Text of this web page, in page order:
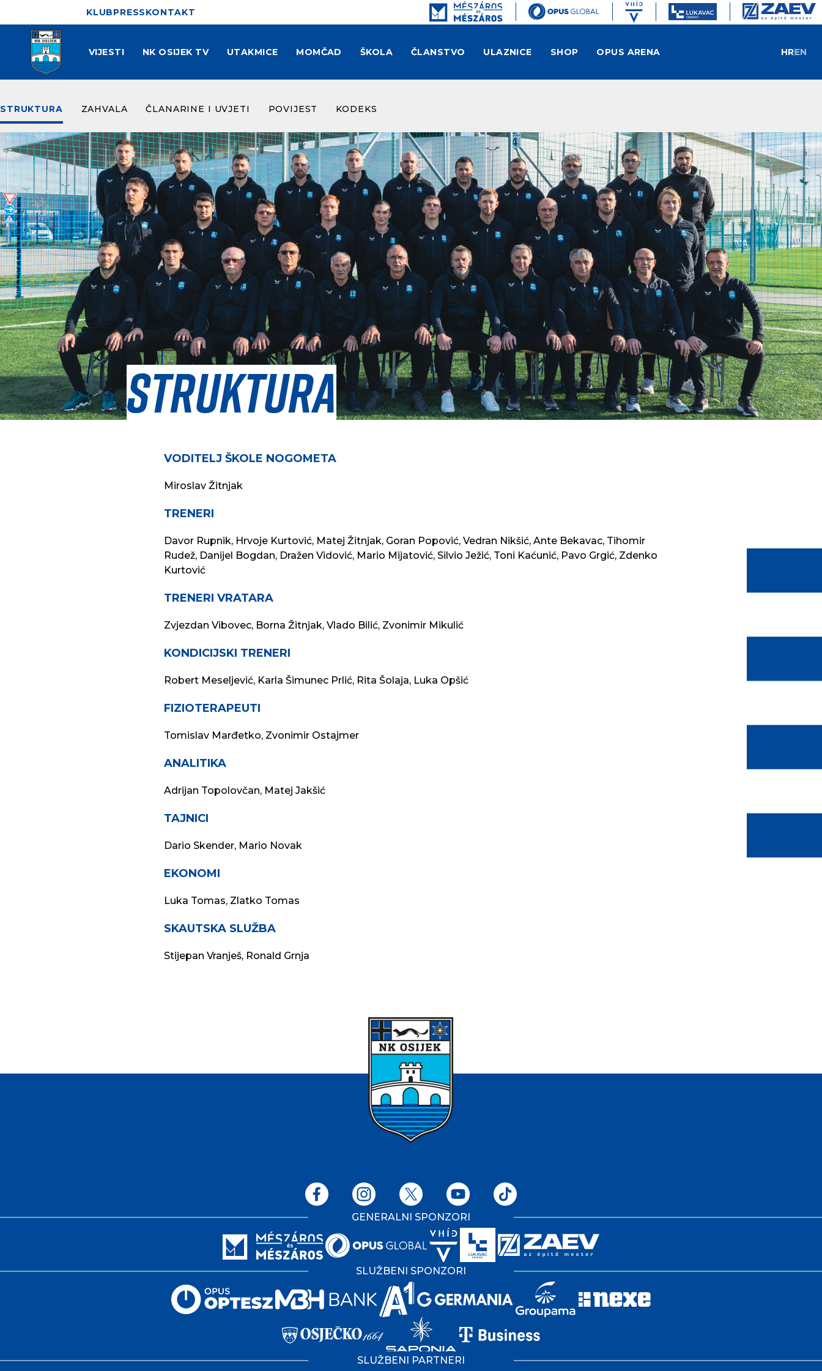
KLUBPRESSKONTAKT
VIJESTI NK OSIJEK TV UTAKMICE MOMČAD ŠKOLA ČLANSTVO ULAZNICE SHOP OPUS ARENA HREN
STRUKTURA ZAHVALA ČLANARINE I UVJETI POVIJEST KODEKS
Struktura
VODITELJ ŠKOLE NOGOMETA
Miroslav Žitnjak
TRENERI
Davor Rupnik, Hrvoje Kurtović, Matej Žitnjak, Goran Popović, Vedran Nikšić, Ante Bekavac, Tihomir
Rudež, Danijel Bogdan, Dražen Vidović, Mario Mijatović, Silvio Ježić, Toni Kaćunić, Pavo Grgić, Zdenko
Kurtović
TRENERI VRATARA
Zvjezdan Vibovec, Borna Žitnjak, Vlado Bilić, Zvonimir Mikulić
KONDICIJSKI TRENERI
Robert Meseljević, Karla Šimunec Prlić, Rita Šolaja, Luka Opšić
FIZIOTERAPEUTI
Tomislav Marđetko, Zvonimir Ostajmer
ANALITIKA
Adrijan Topolovčan, Matej Jakšić
TAJNICI
Dario Skender, Mario Novak
EKONOMI
Luka Tomas, Zlatko Tomas
SKAUTSKA SLUŽBA
Stijepan Vranješ, Ronald Grnja
GENERALNI SPONZORI
SLUŽBENI SPONZORI
SLUŽBENI PARTNERI